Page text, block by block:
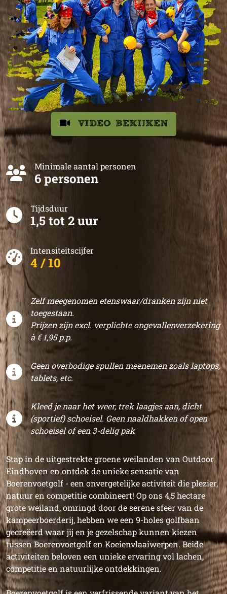
VIDEO BEKIJKEN
Minimale aantal personen
6 personen
Tijdsduur
1,5 tot 2 uur
Intensiteitscijfer
4 / 10
Zelf meegenomen etenswaar/dranken zijn niet
toegestaan.
Prijzen zijn excl. verplichte ongevallenverzekering
à € 1,95 p.p.
Geen overbodige spullen meenemen zoals laptops,
tablets, etc.
Kleed je naar het weer, trek laagjes aan, dicht
(sportief) schoeisel. Geen naaldhakken of open
schoeisel of een 3-delig pak
Stap in de uitgestrekte groene weilanden van Outdoor
Eindhoven en ontdek de unieke sensatie van
Boerenvoetgolf - een onvergetelijke activiteit die plezier,
natuur en competitie combineert! Op ons 4,5 hectare
grote weiland, omringd door de serene sfeer van de
kampeerboerderij, hebben we een 9-holes golfbaan
gecreëerd waar jij en je gezelschap kunnen kiezen
tussen Boerenvoetgolf en Koeienvlaaiwerpen. Beide
activiteiten beloven een unieke ervaring vol lachen,
competitie en natuurlijke ontdekkingen.